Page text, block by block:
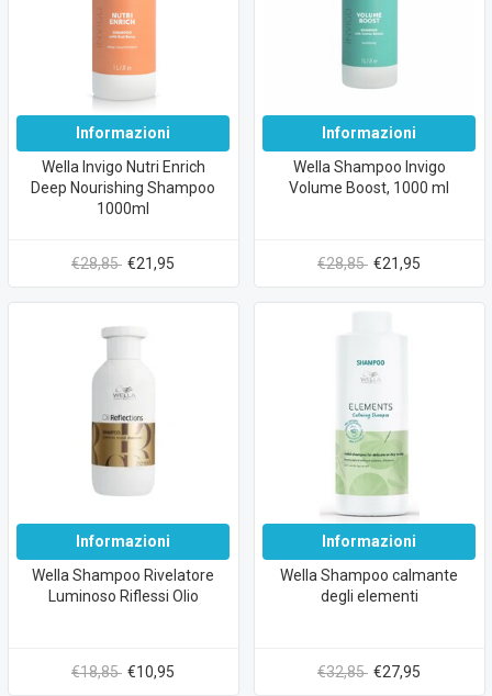
Informazioni
Wella Invigo Nutri Enrich
Deep Nourishing Shampoo
1000ml
€28,85 €21,95
Informazioni
Wella Shampoo Invigo
Volume Boost, 1000 ml
€28,85 €21,95
Informazioni
Wella Shampoo Rivelatore
Luminoso Riflessi Olio
€18,85 €10,95
Informazioni
Wella Shampoo calmante
degli elementi
€32,85 €27,95